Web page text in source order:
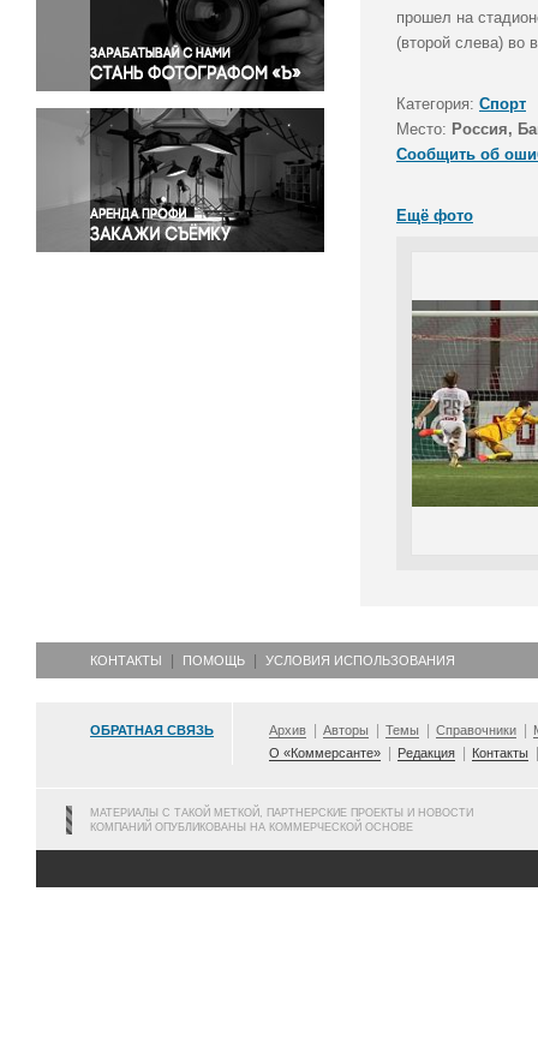
Правосудие
Происшествия и конфликты
Религия
Светская жизнь
Спорт
Экология
Экономика и бизнес
прошел на
(второй слева) во
Категория: Спорт
Место: Россия,
Сообщить об
Ещё фото
КОНТАКТЫ ПОМОЩЬ УСЛОВИЯ ИСПОЛЬЗОВАНИЯ
ОБРАТНАЯ СВЯЗЬ Архив Авторы Темы Справочники
О «Коммерсанте»
Редакция Контакты
МАТЕРИАЛЫ С ТАКОЙ МЕТКОЙ, ПАРТНЕРСКИЕ ПРОЕКТЫ И НОВОСТИ
КОМПАНИЙ ОПУБЛИКОВАНЫ НА КОММЕРЧЕСКОЙ ОСНОВЕ